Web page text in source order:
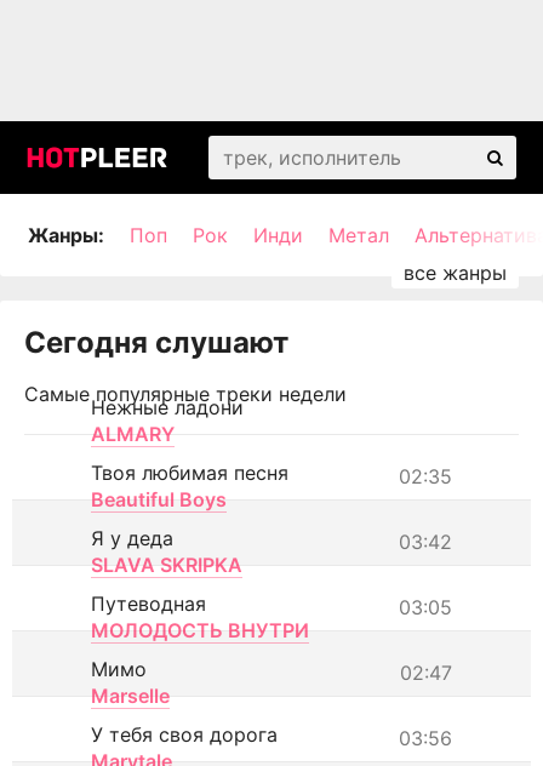
Жанры: Поп Рок Инди Метал
Сегодня слушают
Самые популярные треки недели
Нежные ладони
ALMARY
02:35
Твоя любимая песня
Beautiful Boys
03:42
Я у деда
SLAVA SKRIPKA
03:05
Путеводная
МОЛОДОСТЬ ВНУТРИ
02:47
Мимо
Marselle
03:56
У тебя своя дорога
Marytale